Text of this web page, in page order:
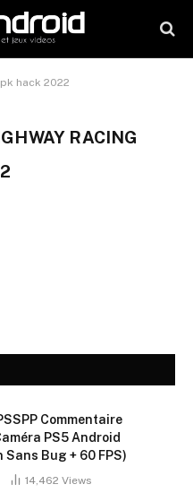
hack 2022
RACING
Commentaire
PS5 Android
Bug + 60 FPS)
14,462 Views